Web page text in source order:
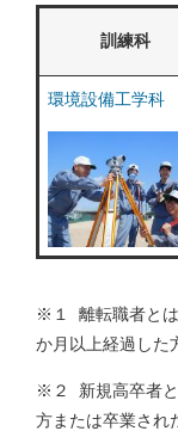
訓練科
環境設備工学科
※１ 離転職者とは
か月以上経過した
※２ 新規高卒者
方または卒業され